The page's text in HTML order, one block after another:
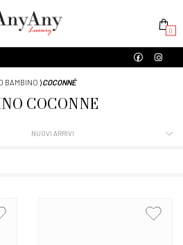
0
BAMBINO ⟩COCONNÈ
COCONNÈ